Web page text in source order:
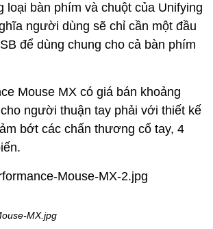
loại bàn phím và chuột của Unifying
người dùng sẽ chỉ cần một đầu
để dùng chung cho cả bàn phím
Mouse MX có giá bán khoảng
người thuận tay phải với thiết kế
bớt các chấn thương cổ tay, 4